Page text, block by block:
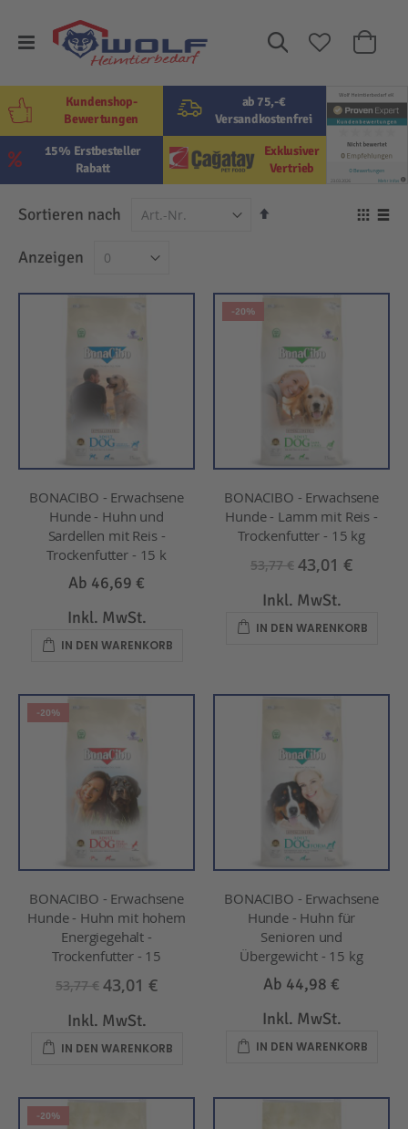
Suche
Mein
ab 75,-€
Versandkostenfrei
Exklusiver
Vertrieb
15% Erstbesteller
Rabatt
Kundenshop-
Bewertungen
Sortieren nach
In
Anzeigen
BONACIBO - Erwachsene
Hunde - Huhn und
Sardellen mit Reis -
Trockenfutter - 15 k
Ab 46,69 €
Inkl. MwSt.
IN DEN WARENKORB
-20%
BONACIBO - Erwachsene
Hunde - Lamm mit Reis -
Trockenfutter - 15 kg
53,77 € 43,01 €
Inkl. MwSt.
IN DEN WARENKORB
-20%
BONACIBO - Erwachsene
Hunde - Huhn mit hohem
Energiegehalt -
Trockenfutter - 15
53,77 € 43,01 €
Inkl. MwSt.
IN DEN WARENKORB
BONACIBO - Erwachsene
Hunde - Huhn für
Senioren und
Übergewicht - 15 kg
Ab 44,98 €
Inkl. MwSt.
IN DEN WARENKORB
-20%